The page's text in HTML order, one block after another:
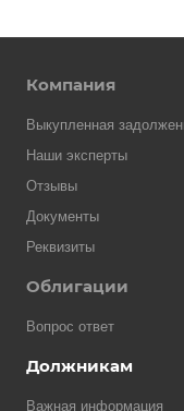
Компания
Выкупленная
Наши эксперты
Отзывы
Документы
Реквизиты
Облигации
Вопрос ответ
Должникам
Важная информация